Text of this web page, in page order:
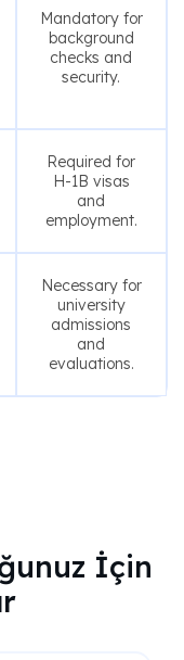
Mandatory for
background
checks and
security.
Required for
H-1B visas
and
employment.
Necessary for
university
admissions
and
evaluations.
İçin